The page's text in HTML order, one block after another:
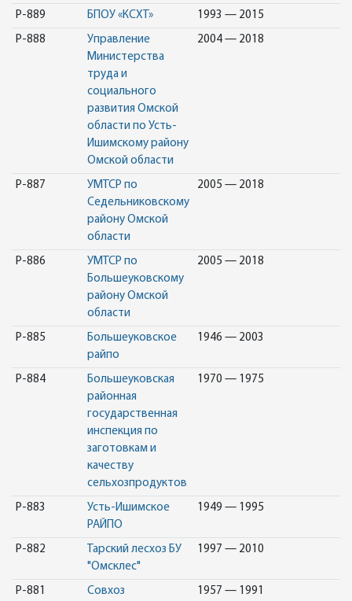
Р-889 БПОУ «КСХТ» 1993 — 2015
Р-888
Управление
Министерства
труда и
социального
развития Омской
области по Усть-
Ишимскому району
Омской области
2004 — 2018
Р-887
УМТСР по
Седельниковскому
району Омской
области
2005 — 2018
Р-886
УМТСР по
Большеуковскому
району Омской
области
2005 — 2018
Р-885
Большеуковское
райпо
1946 — 2003
Р-884
Большеуковская
районная
государственная
инспекция по
заготовкам и
качеству
сельхозпродуктов
1970 — 1975
Р-883
Усть-Ишимское
РАЙПО
1949 — 1995
Р-882
Тарский лесхоз БУ
"Омсклес"
1997 — 2010
Р-881
Совхоз
1957 — 1991